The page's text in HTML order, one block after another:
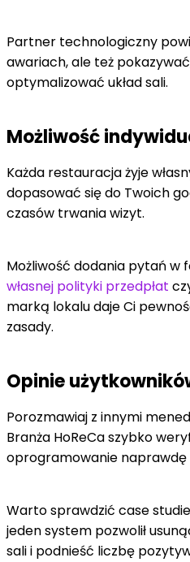
Partner technologiczny
awariach, ale też
optymalizować układ sali.
Możliwość
Każda restauracja żyje
dopasować się do Twoich
czasów trwania wizyt.
Możliwość dodania pytań w
własnej polityki przedpłat
marką lokalu daje Ci
zasady.
Opinie
Porozmawiaj z innymi
Branża HoReCa szybko
oprogramowanie naprawdę
Warto sprawdzić case
jeden system pozwolił
sali i podnieść liczbę